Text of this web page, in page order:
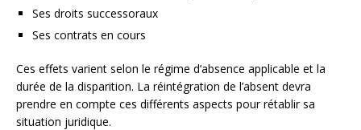
Ses droits successoraux
Ses contrats en cours
Ces effets varient selon le régime d’absence applicable et la
durée de la disparition. La réintégration de l’absent devra
prendre en compte ces différents aspects pour rétablir sa
situation juridique.